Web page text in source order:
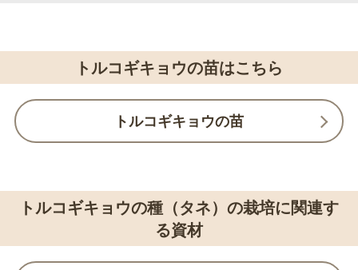
トルコギキョウの苗はこちら
トルコギキョウの苗
トルコギキョウの種（タネ）の栽培に関連す
る資材